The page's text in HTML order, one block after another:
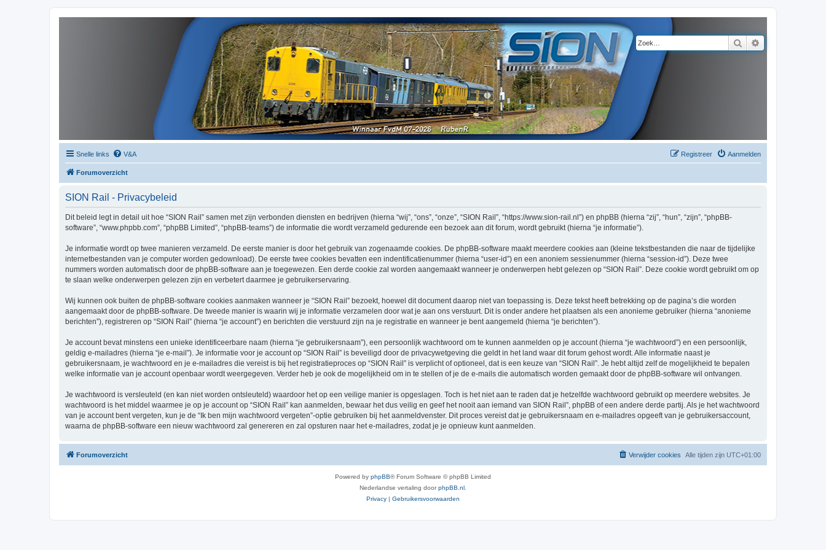
Zoek
Snelle links V&A Aanmelden
Registreer
Forumoverzicht
SION Rail - Privacybeleid
Dit beleid legt in detail uit hoe “SION Rail” samen met zijn verbonden diensten en bedrijven (hierna “wij”, “ons”, “onze”, “SION Rail”, “https://www.sion-rail.nl”) en phpBB (hierna “zij”, “hun”, “zijn”, “phpBB-
software”, “www.phpbb.com”, “phpBB Limited”, “phpBB-teams”) de informatie die wordt verzameld gedurende een bezoek aan dit forum, wordt gebruikt (hierna “je informatie”).
Je informatie wordt op twee manieren verzameld. De eerste manier is door het gebruik van zogenaamde cookies. De phpBB-software maakt meerdere cookies aan (kleine tekstbestanden die naar de tijdelijke
internetbestanden van je computer worden gedownload). De eerste twee cookies bevatten een indentificatienummer (hierna “user-id”) en een anoniem sessienummer (hierna “session-id”). Deze twee
nummers worden automatisch door de phpBB-software aan je toegewezen. Een derde cookie zal worden aangemaakt wanneer je onderwerpen hebt gelezen op “SION Rail”. Deze cookie wordt gebruikt om op
te slaan welke onderwerpen gelezen zijn en verbetert daarmee je gebruikerservaring.
Wij kunnen ook buiten de phpBB-software cookies aanmaken wanneer je “SION Rail” bezoekt, hoewel dit document daarop niet van toepassing is. Deze tekst heeft betrekking op de pagina’s die worden
aangemaakt door de phpBB-software. De tweede manier is waarin wij je informatie verzamelen door wat je aan ons verstuurt. Dit is onder andere het plaatsen als een anonieme gebruiker (hierna “anonieme
berichten”), registreren op “SION Rail” (hierna “je account”) en berichten die verstuurd zijn na je registratie en wanneer je bent aangemeld (hierna “je berichten”).
Je account bevat minstens een unieke identificeerbare naam (hierna “je gebruikersnaam”), een persoonlijk wachtwoord om te kunnen aanmelden op je account (hierna “je wachtwoord”) en een persoonlijk,
geldig e-mailadres (hierna “je e-mail”). Je informatie voor je account op “SION Rail” is beveiligd door de privacywetgeving die geldt in het land waar dit forum gehost wordt. Alle informatie naast je
gebruikersnaam, je wachtwoord en je e-mailadres die vereist is bij het registratieproces op “SION Rail” is verplicht of optioneel, dat is een keuze van “SION Rail”. Je hebt altijd zelf de mogelijkheid te bepalen
welke informatie van je account openbaar wordt weergegeven. Verder heb je ook de mogelijkheid om in te stellen of je de e-mails die automatisch worden gemaakt door de phpBB-software wil ontvangen.
Je wachtwoord is versleuteld (en kan niet worden ontsleuteld) waardoor het op een veilige manier is opgeslagen. Toch is het niet aan te raden dat je hetzelfde wachtwoord gebruikt op meerdere websites. Je
wachtwoord is het middel waarmee je op je account op “SION Rail” kan aanmelden, bewaar het dus veilig en geef het nooit aan iemand van SION Rail”, phpBB of een andere derde partij. Als je het wachtwoord
van je account bent vergeten, kun je de “Ik ben mijn wachtwoord vergeten”-optie gebruiken bij het aanmeldvenster. Dit proces vereist dat je gebruikersnaam en e-mailadres opgeeft van je gebruikersaccount,
waarna de phpBB-software een nieuw wachtwoord zal genereren en zal opsturen naar het e-mailadres, zodat je je opnieuw kunt aanmelden.
Forumoverzicht Alle tijden zijn UTC+01:00
Verwijder cookies
Powered by phpBB® Forum Software © phpBB Limited
Nederlandse vertaling doorphpBB.nl
Privacy | Gebruikersvoorwaarden